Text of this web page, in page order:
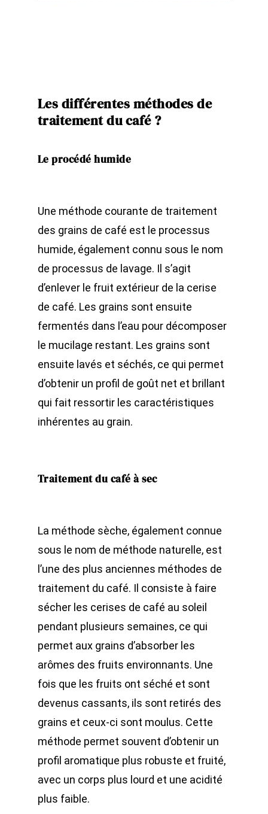
Les différentes méthodes de
traitement du café ?
Le procédé humide
Une méthode courante de traitement
des grains de café est le processus
humide, également connu sous le nom
de processus de lavage. Il s’agit
d’enlever le fruit extérieur de la cerise
de café. Les grains sont ensuite
fermentés dans l’eau pour décomposer
le mucilage restant. Les grains sont
ensuite lavés et séchés, ce qui permet
d’obtenir un profil de goût net et brillant
qui fait ressortir les caractéristiques
inhérentes au grain.
Traitement du café à sec
La méthode sèche, également connue
sous le nom de méthode naturelle, est
l’une des plus anciennes méthodes de
traitement du café. Il consiste à faire
sécher les cerises de café au soleil
pendant plusieurs semaines, ce qui
permet aux grains d’absorber les
arômes des fruits environnants. Une
fois que les fruits ont séché et sont
devenus cassants, ils sont retirés des
grains et ceux-ci sont moulus. Cette
méthode permet souvent d’obtenir un
profil aromatique plus robuste et fruité,
avec un corps plus lourd et une acidité
plus faible.